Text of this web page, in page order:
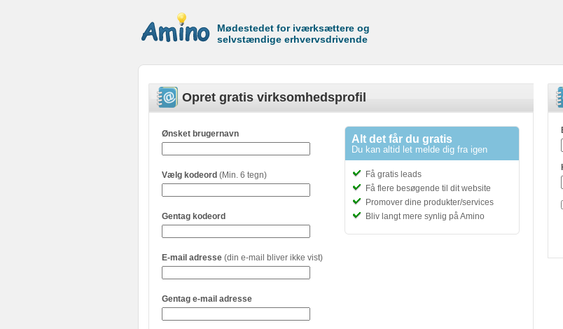
Mødestedet for iværksættere og
selvstændige erhvervsdrivende
Opret gratis virksomhedsprofil
Alt det får du gratis
Du kan altid let melde dig fra igen
Få gratis leads
Få flere besøgende til dit website
Promover dine produkter/services
Bliv langt mere synlig på Amino
Ønsket brugernavn
Vælg kodeord (Min. 6 tegn)
Gentag kodeord
E-mail adresse (din e-mail bliver ikke vist)
Gentag e-mail adresse